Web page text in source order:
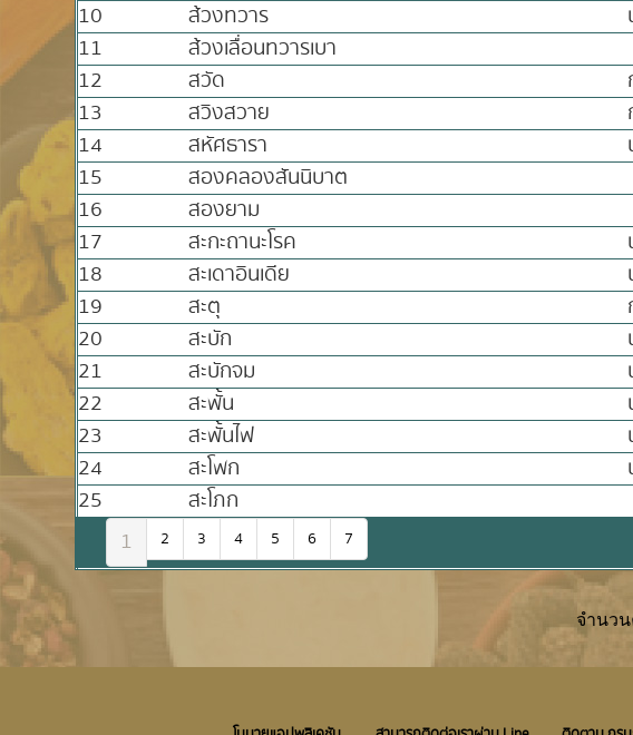
10 ส้วงทวาร
11 ส้วงเลื่อนทวารเบา
12 สวัด
13 สวิงสวาย
14 สหัศธารา
15 สองคลองสันนิบาต
16 สองยาม
17 สะกะถานะโรค
18 สะเดาอินเดีย
19 สะตุ
20 สะบัก
21 สะบักจม
22 สะพั้น
23 สะพั้นไฟ
24 สะโพก
25 สะโภก
1 2 3 4 5 6 7
จำนว